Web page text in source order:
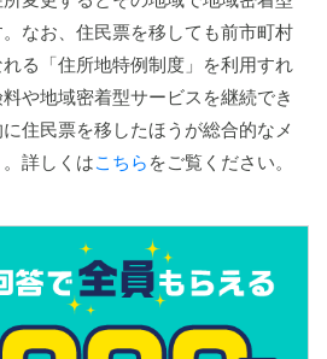
なお、住民票を移しても前市町村
る「住所地特例制度」を利用すれ
や地域密着型サービスを継続でき
住民票を移したほうが総合的なメ
詳しくはこちらをご覧ください。